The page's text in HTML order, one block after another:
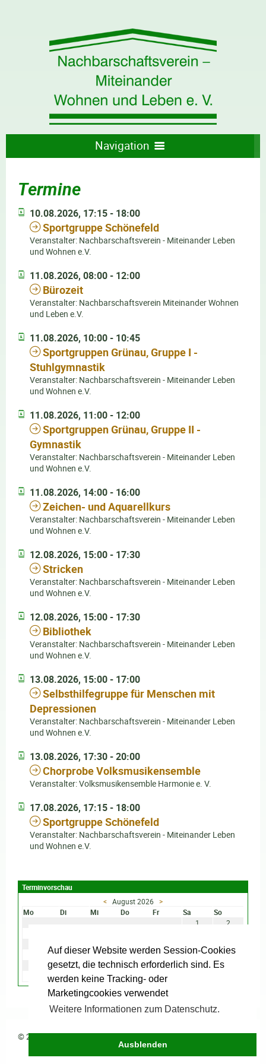
Auf dieser Website werden Session-Cookies
gesetzt, die technisch erforderlich sind. Es
werden keine Tracking- oder
Marketingcookies verwendet
Weitere Informationen zum Datenschutz.
Ausblenden
Navigation
WAS WIR TUN
BUCHUNGSANFRAGE VEREINSRAUM
UNSERE VEREINSANGEBOTE IM ÜBERBLICK
Termine
10.08.2026, 17:15 - 18:00
Sportgruppe Schönefeld
Veranstalter: Nachbarschaftsverein - Miteinander Leben
und Wohnen e.V.
11.08.2026, 08:00 - 12:00
Bürozeit
Veranstalter: Nachbarschaftsverein Miteinander Wohnen
und Leben e.V.
11.08.2026, 10:00 - 10:45
Sportgruppen Grünau, Gruppe I -
Stuhlgymnastik
Veranstalter: Nachbarschaftsverein - Miteinander Leben
und Wohnen e.V.
11.08.2026, 11:00 - 12:00
Sportgruppen Grünau, Gruppe II -
Gymnastik
Veranstalter: Nachbarschaftsverein - Miteinander Leben
und Wohnen e.V.
11.08.2026, 14:00 - 16:00
Zeichen- und Aquarellkurs
Veranstalter: Nachbarschaftsverein - Miteinander Leben
und Wohnen e.V.
12.08.2026, 15:00 - 17:30
Stricken
Veranstalter: Nachbarschaftsverein - Miteinander Leben
und Wohnen e.V.
12.08.2026, 15:00 - 17:30
Bibliothek
Veranstalter: Nachbarschaftsverein - Miteinander Leben
und Wohnen e.V.
13.08.2026, 15:00 - 17:00
Selbsthilfegruppe für Menschen mit
Depressionen
Veranstalter: Nachbarschaftsverein - Miteinander Leben
und Wohnen e.V.
13.08.2026, 17:30 - 20:00
Chorprobe Volksmusikensemble
Veranstalter: Volksmusikensemble Harmonie e. V.
17.08.2026, 17:15 - 18:00
Sportgruppe Schönefeld
Veranstalter: Nachbarschaftsverein - Miteinander Leben
und Wohnen e.V.
Terminvorschau
< August 2026 >
Mo
Di Mi Do Fr Sa
So
1
2
11 12 14
16
18 19 20 21 22
23
25 26 27 28 29
30
© 2026
Impressum